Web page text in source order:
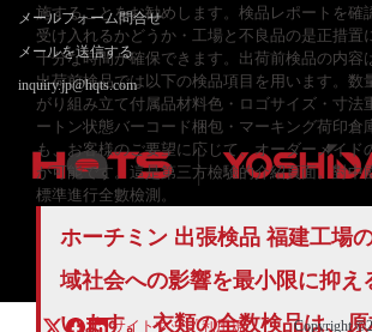
施することをお勧めします。検品レポートを確
受け入れるかどうか・工場と不良品の是正措置
十分な時間が確保できます。出荷前検品の内容
出荷前検品では以下の検品項目を用います。数
がり組み立て付属品材料色・ロゴサイズ・寸法
ートン状態バーコード梱包・マーキング荷印倉
も、お客様のご要望に応じて、オーダーメイド
が可能です。這是第三方檢驗的介紹頁面。對中
標準進行全數檢測。
ホーチミン 出張検品 福建工場
域社会への影響を最小限に抑え
います。 衣類の全数検品は、
メールフォーム問合せ
メールを送信する
inquiry.jp@hqts.com
お電話でのお問い合わせ
お問い合わせ
サイトマップ 利用規 Copyright